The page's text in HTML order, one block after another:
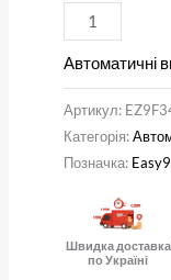
Автоматичні
Артикул:
Категорія:
Позначка: Easy9
Швидка доставка
по Україні